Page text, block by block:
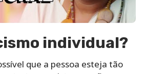
individual?
que a pessoa esteja tão